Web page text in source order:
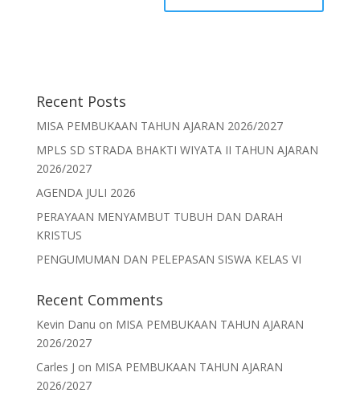
Recent Posts
MISA PEMBUKAAN TAHUN AJARAN 2026/2027
MPLS SD STRADA BHAKTI WIYATA II TAHUN AJARAN
2026/2027
AGENDA JULI 2026
PERAYAAN MENYAMBUT TUBUH DAN DARAH
KRISTUS
PENGUMUMAN DAN PELEPASAN SISWA KELAS VI
Recent Comments
Kevin Danu on MISA PEMBUKAAN TAHUN AJARAN
2026/2027
Carles J on MISA PEMBUKAAN TAHUN AJARAN
2026/2027